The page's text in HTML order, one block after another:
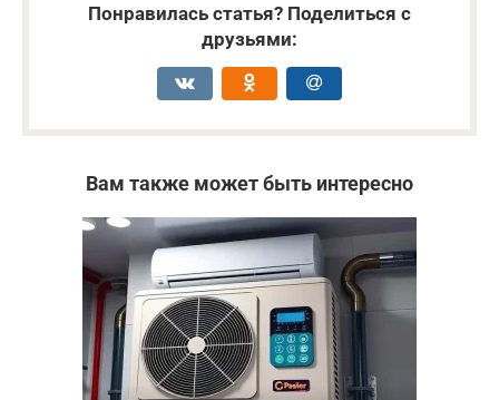
Понравилась статья? Поделиться с
друзьями:
Вам также может быть интересно